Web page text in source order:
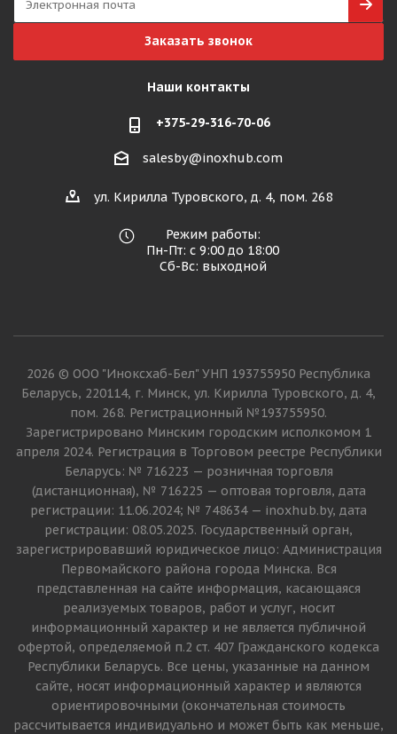
Заказать звонок
Наши контакты
+375-29-316-70-06
salesby@inoxhub.com
ул. Кирилла Туровского, д. 4, пом. 268
Режим работы:
Пн-Пт: с 9:00 до 18:00
Сб-Вс: выходной
2026 © ООО "Иноксхаб-Бел" УНП 193755950 Республика
Беларусь, 220114, г. Минск, ул. Кирилла Туровского, д. 4,
пом. 268. Регистрационный №193755950.
Зарегистрировано Минским городским исполкомом 1
апреля 2024. Регистрация в Торговом реестре Республики
Беларусь: № 716223 — розничная торговля
(дистанционная), № 716225 — оптовая торговля, дата
регистрации: 11.06.2024; № 748634 — inoxhub.by, дата
регистрации: 08.05.2025. Государственный орган,
зарегистрировавший юридическое лицо: Администрация
Первомайского района города Минска. Вся
представленная на сайте информация, касающаяся
реализуемых товаров, работ и услуг, носит
информационный характер и не является публичной
офертой, определяемой п.2 ст. 407 Гражданского кодекса
Республики Беларусь. Все цены, указанные на данном
сайте, носят информационный характер и являются
ориентировочными (окончательная стоимость
рассчитывается индивидуально и может быть как меньше,